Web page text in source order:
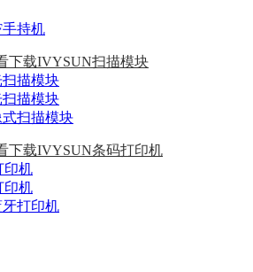
手持机
下载IVYSUN扫描模块
描模块
描模块
式扫描模块
下载IVYSUN条码打印机
印机
印机
打印机